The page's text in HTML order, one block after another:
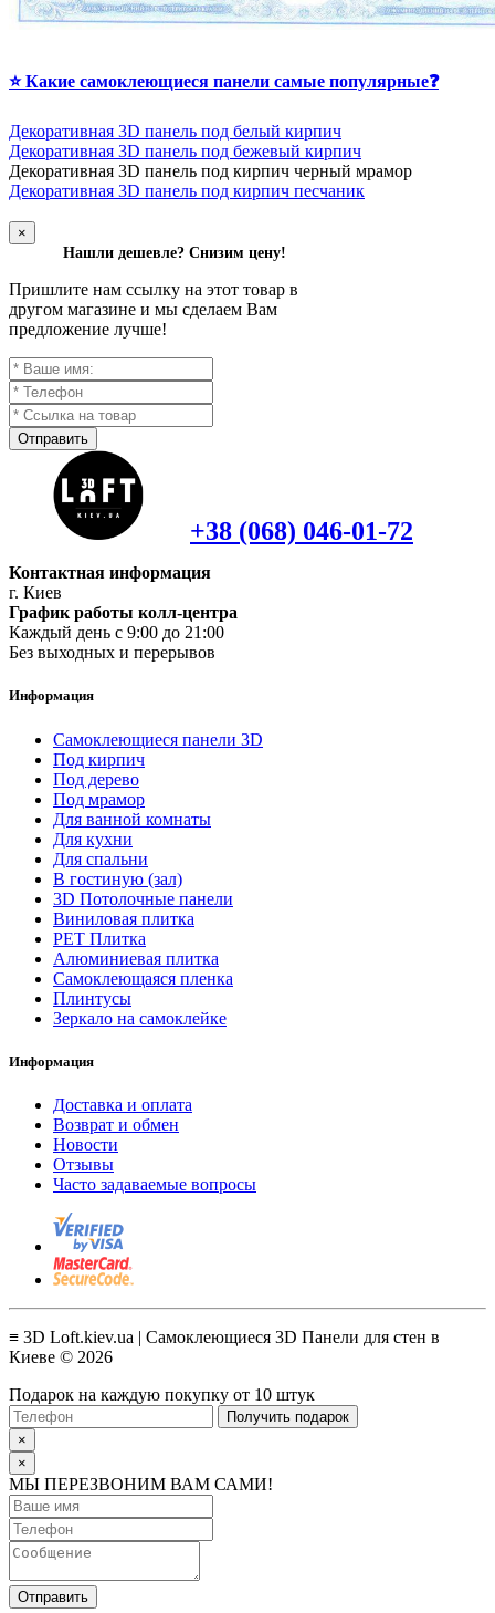
⭐ Какие самоклеющиеся панели самые популярные❓
Декоративная 3D панель под белый кирпич
Декоративная 3D панель под бежевый кирпич
Декоративная 3D панель под кирпич черный мрамор
Декоративная 3D панель под кирпич песчаник
×
Нашли дешевле? Снизим цену!
Пришлите нам ссылку на этот товар в
другом магазине и мы сделаем Вам
предложение лучше!
Отправить
+38 (068) 046-01-72
Контактная информация
г. Киев
График работы колл-центра
Каждый день с 9:00 до 21:00
Без выходных и перерывов
Информация
Самоклеющиеся панели 3D
Под кирпич
Под дерево
Под мрамор
Для ванной комнаты
Для кухни
Для спальни
В гостиную (зал)
3D Потолочные панели
Виниловая плитка
PET Плитка
Алюминиевая плитка
Самоклеющаяся пленка
Плинтусы
Зеркало на самоклейке
Информация
Доставка и оплата
Возврат и обмен
Новости
Отзывы
Часто задаваемые вопросы
≡ 3D Loft.kiev.ua | Самоклеющиеся 3D Панели для стен в
Киеве © 2026
Подарок на каждую покупку от 10 штук
Получить подарок
×
×
МЫ ПЕРЕЗВОНИМ ВАМ САМИ!
Отправить